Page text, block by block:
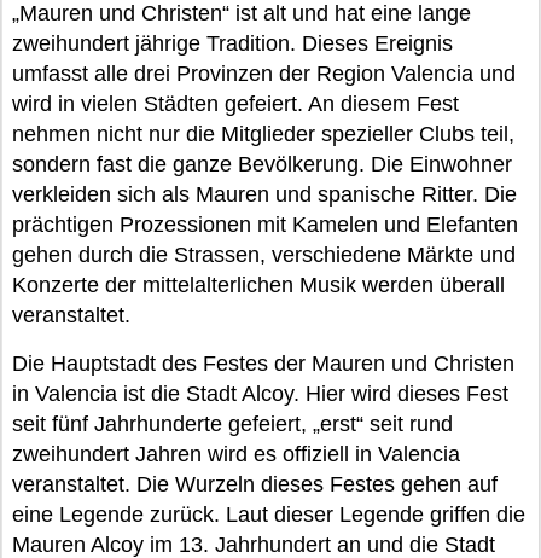
„Mauren und Christen“ ist alt und hat eine lange
zweihundert jährige Tradition. Dieses Ereignis
umfasst alle drei Provinzen der Region Valencia und
wird in vielen Städten gefeiert. An diesem Fest
nehmen nicht nur die Mitglieder spezieller Clubs teil,
sondern fast die ganze Bevölkerung. Die Einwohner
verkleiden sich als Mauren und spanische Ritter. Die
prächtigen Prozessionen mit Kamelen und Elefanten
gehen durch die Strassen, verschiedene Märkte und
Konzerte der mittelalterlichen Musik werden überall
veranstaltet.
Die Hauptstadt des Festes der Mauren und Christen
in Valencia ist die Stadt Alcoy. Hier wird dieses Fest
seit fünf Jahrhunderte gefeiert, „erst“ seit rund
zweihundert Jahren wird es offiziell in Valencia
veranstaltet. Die Wurzeln dieses Festes gehen auf
eine Legende zurück. Laut dieser Legende griffen die
Mauren Alcoy im 13. Jahrhundert an und die Stadt